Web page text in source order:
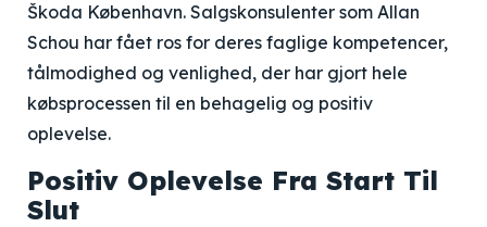
Škoda København. Salgskonsulenter som Allan
Schou har fået ros for deres faglige kompetencer,
tålmodighed og venlighed, der har gjort hele
købsprocessen til en behagelig og positiv
oplevelse.
Positiv Oplevelse Fra Start Til
Slut